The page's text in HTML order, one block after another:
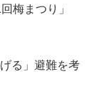
梅まつり」
る」避難を考